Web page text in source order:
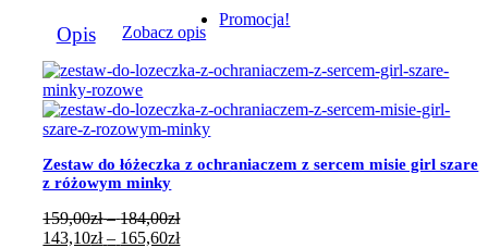
184,00zł
143,10zł
do
produkt
ma
wiele
wariantów.
Opcje
można
wybrać
na
stronie
produktu
Opis Zobacz opis
Promocja!
Zestaw do łóżeczka z ochraniaczem z sercem misie girl szare
z różowym minky
159,00zł – 184,00złZakres
cen:
143,10zł – 165,60złZakres